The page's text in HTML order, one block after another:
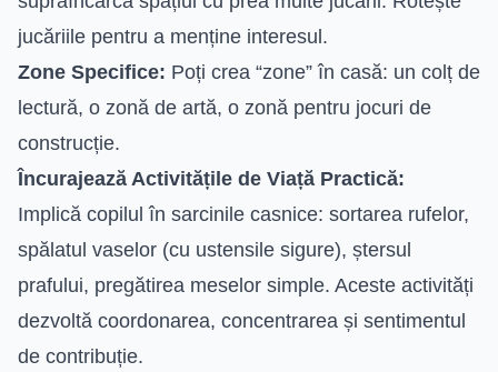
jucăriile pentru a menține interesul.
Zone Specifice: Poți crea “zone” în casă: un colț de
lectură, o zonă de artă, o zonă pentru jocuri de
construcție.
Încurajează Activitățile de Viață Practică:
Implică copilul în sarcinile casnice: sortarea rufelor,
spălatul vaselor (cu ustensile sigure), ștersul
prafului, pregătirea meselor simple. Aceste activități
dezvoltă coordonarea, concentrarea și sentimentul
de contribuție.